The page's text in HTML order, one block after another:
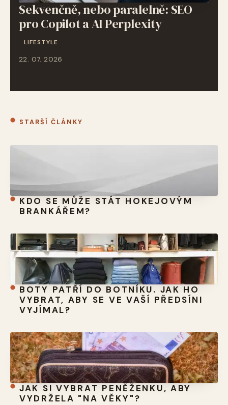
Sekvenčně, nebo paralelně: SEO
pro Copilot a AI Perplexity
LIFESTYLE
22. 07. 2026
STARŠÍ ČLÁNKY
KDO SE MŮŽE STÁT HOKEJOVÝM
BRANKÁŘEM?
BOTY PATŘÍ DO BOTNÍKU. JAK HO
VYBRAT, ABY SE VE VAŠÍ PŘEDSÍNI
VYJÍMAL?
JAK SI VYBRAT PENĚŽENKU, ABY
VYDRŽELA "NA VĚKY"?